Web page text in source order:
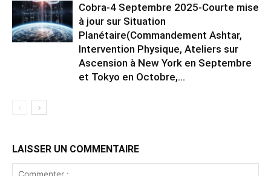
Cobra-4 Septembre 2025-Courte mise
à jour sur Situation
Planétaire(Commandement Ashtar,
Intervention Physique, Ateliers sur
Ascension à New York en Septembre
et Tokyo en Octobre,...
LAISSER UN COMMENTAIRE